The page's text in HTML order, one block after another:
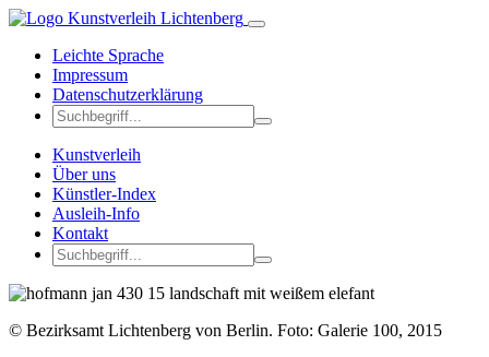
Leichte Sprache
Impressum
Datenschutzerklärung
Kunstverleih
Über uns
Künstler-Index
Ausleih-Info
Kontakt
© Bezirksamt Lichtenberg von Berlin. Foto: Galerie 100, 2015